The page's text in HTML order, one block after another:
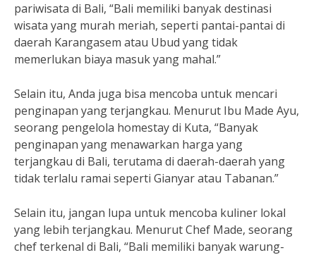
pariwisata di Bali, “Bali memiliki banyak destinasi
wisata yang murah meriah, seperti pantai-pantai di
daerah Karangasem atau Ubud yang tidak
memerlukan biaya masuk yang mahal.”
Selain itu, Anda juga bisa mencoba untuk mencari
penginapan yang terjangkau. Menurut Ibu Made Ayu,
seorang pengelola homestay di Kuta, “Banyak
penginapan yang menawarkan harga yang
terjangkau di Bali, terutama di daerah-daerah yang
tidak terlalu ramai seperti Gianyar atau Tabanan.”
Selain itu, jangan lupa untuk mencoba kuliner lokal
yang lebih terjangkau. Menurut Chef Made, seorang
chef terkenal di Bali, “Bali memiliki banyak warung-